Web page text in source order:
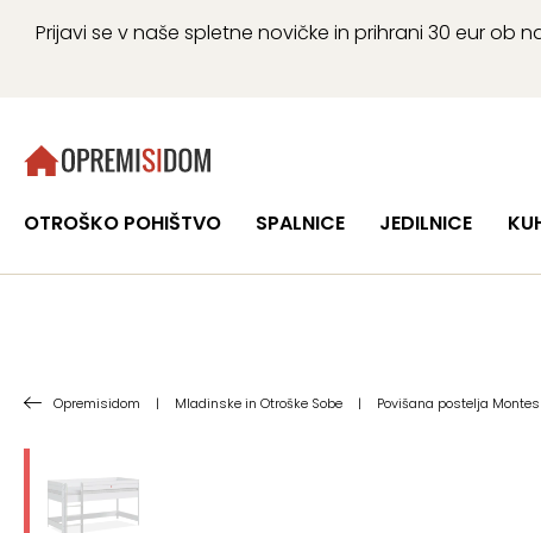
Prijavi se v naše spletne novičke in prihrani 30 eur ob
OTROŠKO POHIŠTVO SPALNICE JEDILNICE
Opremisidom | Mladinske in Otroške Sobe | Povišana postelja